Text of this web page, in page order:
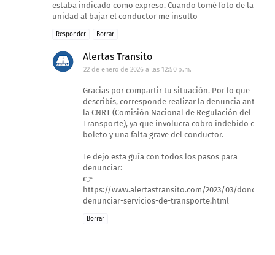
estaba indicado como expreso. Cuando tomé foto de la
unidad al bajar el conductor me insulto
Responder Borrar
Alertas Transito
22 de enero de 2026 a las 12:50 p.m.
Gracias por compartir tu situación. Por lo que
describís, corresponde realizar la denuncia ante
la CNRT (Comisión Nacional de Regulación del
Transporte), ya que involucra cobro indebido del
boleto y una falta grave del conductor.
Te dejo esta guía con todos los pasos para
denunciar:
👉
https://www.alertastransito.com/2023/03/donde-
denunciar-servicios-de-transporte.html
Borrar